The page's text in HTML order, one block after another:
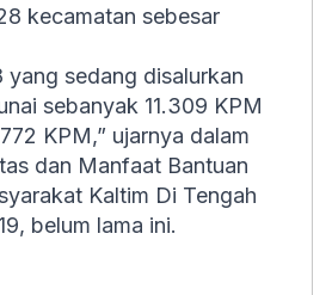
kecamatan sebesar
yang sedang disalurkan
sebanyak 11.309 KPM
KPM,” ujarnya dalam
dan Manfaat Bantuan
Kaltim Di Tengah
belum lama ini.